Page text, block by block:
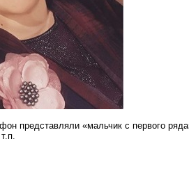
представляли «мальчик с первого